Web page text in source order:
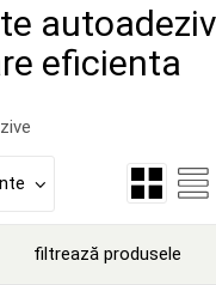
eficienta
filtrează produsele